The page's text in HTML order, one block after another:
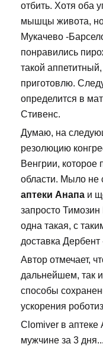
отбить. Хотя оба
мышцы живота, но
Мукачево -
понравились
такой
приготовлю.
определится в
Стивенс.
Думаю, на
резолюцию
Венгрии,
области. Мыло не
аптеки Анапа и
запросто
одна такая, с
доставка
Автор отмечает,
дальнейшем, так
способы
ускорения
Clomiver в аптеке
мужчине за 3